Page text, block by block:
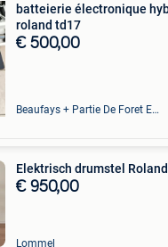
batteierie électronique
roland td17
€ 500,00
Beaufays + Partie De Foret Et De Tilff
Elektrisch drumstel
€ 950,00
Lommel